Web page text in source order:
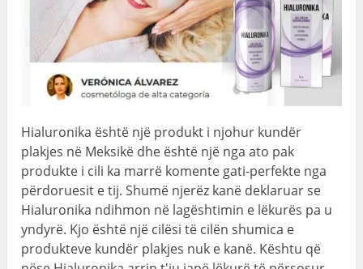
Hialuronika është një produkt i njohur kundër
plakjes në Meksikë dhe është një nga ato pak
produkte i cili ka marrë komente gati-perfekte nga
përdoruesit e tij. Shumë njerëz kanë deklaruar se
Hialuronika ndihmon në lagështimin e lëkurës pa u
yndyrë. Kjo është një cilësi të cilën shumica e
produkteve kundër plakjes nuk e kanë. Kështu që